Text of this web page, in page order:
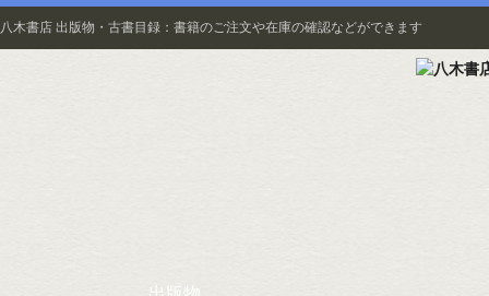
八木書店 出版物・古書目録：書籍のご注文や在庫の確認などができます